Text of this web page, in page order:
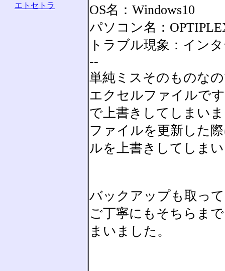
エトセトラ
OS名：Windows10
パソコン名：
トラブル現象：イン
--
単純ミスそのものな
エクセルファイルで
で上書きしてしまい
ファイルを更新した
ルを上書きしてしま
バックアップも取っ
ご丁寧にもそちらま
まいました。